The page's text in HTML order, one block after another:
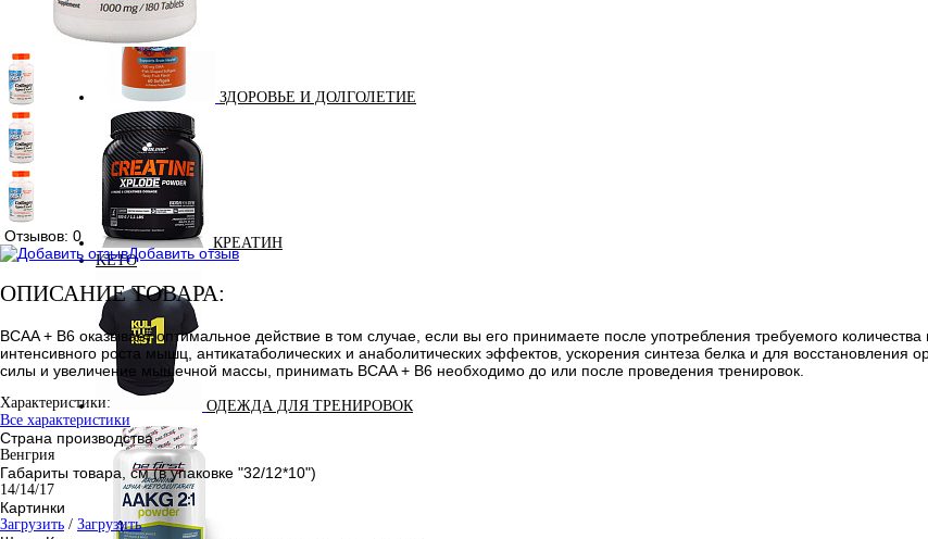
ЗДОРОВЬЕ И ДОЛГОЛЕТИЕ
КРЕАТИН
KETO
ОДЕЖДА ДЛЯ ТРЕНИРОВОК
Отзывов: 0
Добавить отзыв
ОПИСАНИЕ ТОВАРА:
BCAA + B6 оказывает оптимальное действие в том случае, если вы его принимаете после употребления требуемого
интенсивного роста мышц, антикатаболических и анаболитических эффектов, ускорения синтеза белка и для восстановления
силы и увеличение мышечной массы, принимать BCAA + B6 необходимо до или после проведения тренировок.
Характеристики:
Все характеристики
Страна производства
Венгрия
Габариты товара, см (в упаковке "32/12*10")
14/14/17
Картинки
Загрузить / Загрузить